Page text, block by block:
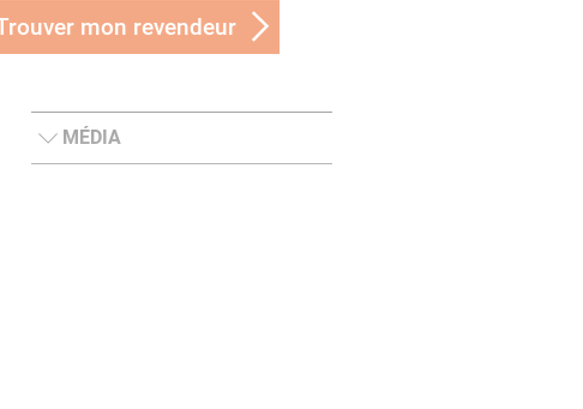
mon revendeur
MÉDIA